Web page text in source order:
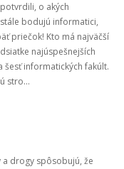
o akých
bodujú informatici,
priečok! Kto má najväčší
najúspešnejších
šesť informatických fakúlt.
stro...
a drogy spôsobujú, že